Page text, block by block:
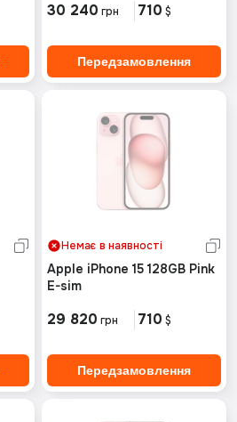
30 240 грн 710 $
Передзамовлення
Немає в наявності
Apple iPhone 15 128GB Pink
E-sim
29 820 грн 710 $
Передзамовлення